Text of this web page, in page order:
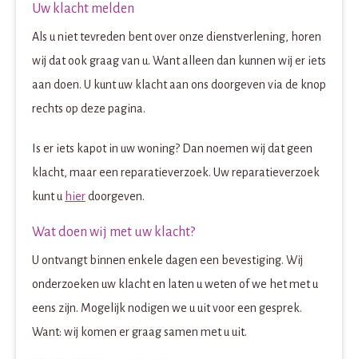
Uw klacht melden
Als u niet tevreden bent over onze dienstverlening, horen
wij dat ook graag van u. Want alleen dan kunnen wij er iets
aan doen. U kunt uw klacht aan ons doorgeven via de knop
rechts op deze pagina.
Is er iets kapot in uw woning? Dan noemen wij dat geen
klacht, maar een reparatieverzoek. Uw reparatieverzoek
kunt u hierdoorgeven.
Wat doen wij met uw klacht?
U ontvangt binnen enkele dagen een bevestiging. Wij
onderzoeken uw klacht en laten u weten of we het met u
eens zijn. Mogelijk nodigen we u uit voor een gesprek.
Want: wij komen er graag samen met u uit.